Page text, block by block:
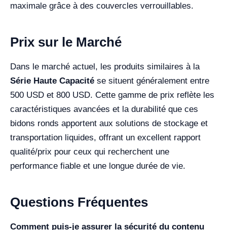
maximale grâce à des couvercles verrouillables.
Prix sur le Marché
Dans le marché actuel, les produits similaires à la
Série Haute Capacité se situent généralement entre
500 USD et 800 USD. Cette gamme de prix reflète les
caractéristiques avancées et la durabilité que ces
bidons ronds apportent aux solutions de stockage et
transportation liquides, offrant un excellent rapport
qualité/prix pour ceux qui recherchent une
performance fiable et une longue durée de vie.
Questions Fréquentes
Comment puis-je assurer la sécurité du contenu